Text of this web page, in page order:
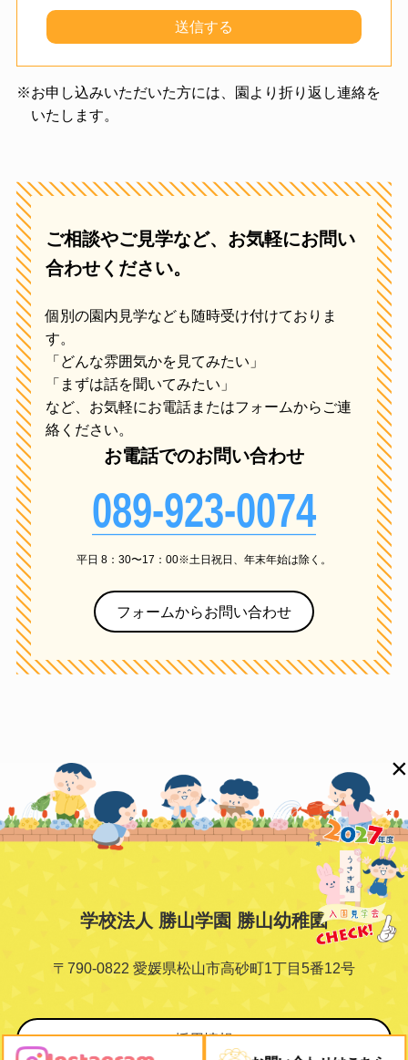
携先などとの間でなされたユーザーの
供元，広告主，広告配信先などを含み
ます。以下，｢提携先｣といいます。）
第3条（個人情報を収集・利用す
る目的）
当サイトが個人情報を収集・利用する
当サイトサービスの提供・運営のため
るため（本人確認を行うことを含む）
ユーザーが利用中のサービスの新機
能、更新情報、キャンペーン等及び当
サイトが提供する他のサービスの案内
のメールを送付するため
要に応じたご連絡のため
利用規約に違反したユーザーや，不
正・不当な目的でサービスを利用しよ
をお断りするため
ユーザーにご自身の登録情報の閲覧や
ていただくため
第4条（利用目的の変更）
当サイトは利用目的が変更前と関連性
限り個人情報の利用目的を変更するも
利用目的の変更を行った場合には、変
更後の目的について、当サイト所定の
方法によりユーザーに通知、または本
す。
お申し込みいただいた方には、園より折り返し連絡を
いたします。
ご相談やご見学など、お気軽にお問い
合わせください。
個別の園内見学なども随時受け付けておりま
す。
「どんな雰囲気かを見てみたい」
「まずは話を聞いてみたい」
など、お気軽にお電話またはフォームからご連
絡ください。
お電話でのお問い合わせ
089-923-0074
平日 8：30〜17：00 土日祝日、年末年始は除く。
フォームからお問い合わせ
学校法人 勝山学園 勝山幼稚園
〒790-0822 愛媛県松山市高砂町1丁目5番12号
採用情報
×